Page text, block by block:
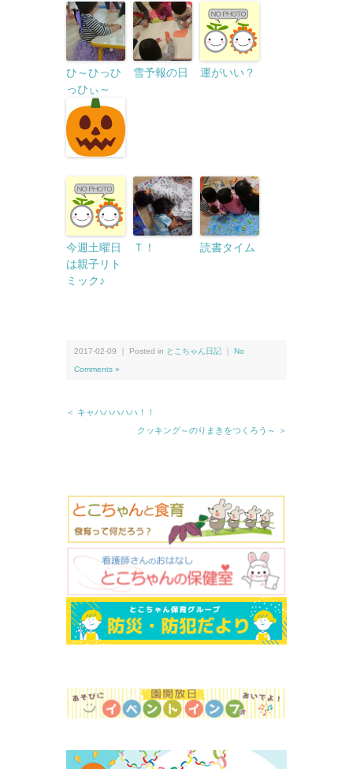
ひ～ひっひ
っひぃ～
雪予報の日 運がいい？
今週土曜日
は親子リト
ミック♪
Ｔ！ 読書タイム
2017-02-09 ｜ Posted in とこちゃん日記 No
Comments »
＜ キャハハハハハ！！
クッキング～のりまきをつくろう～ ＞